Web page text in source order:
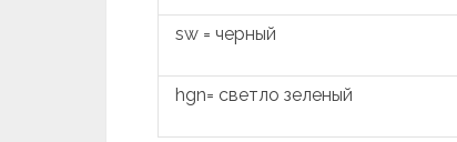
sw = черный
hgn= светло зеленый